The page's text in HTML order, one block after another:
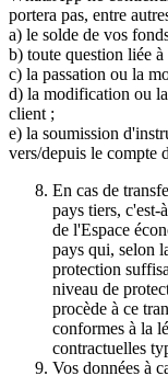
portera pas, entre
a) le solde de vos
b) toute question liée
c) la passation ou la
d) la modification ou
client ;
e) la soumission
vers/depuis le compte
En cas de
pays tiers, c'est-
de l'Espace
pays qui, selon
protection
niveau de
procède à ce
conformes à la
contractuelles
Vos données à